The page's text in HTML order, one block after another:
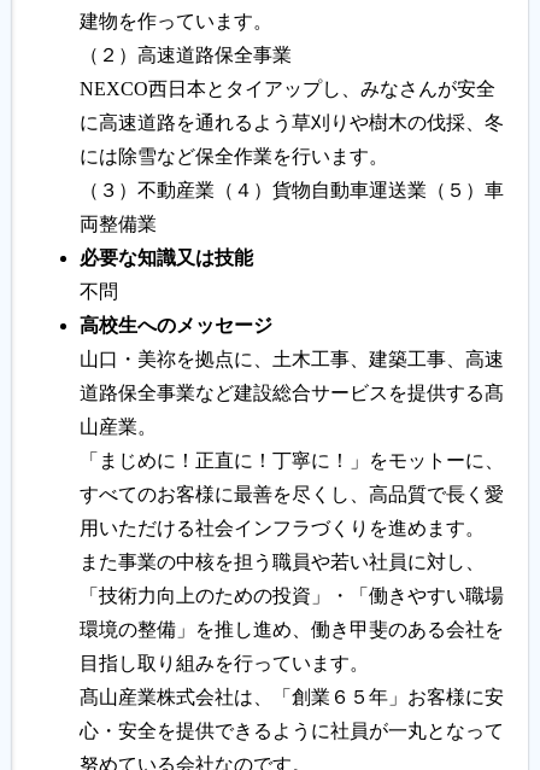
建物を作っています。
（２）高速道路保全事業
NEXCO西日本とタイアップし、みなさんが安全
に高速道路を通れるよう草刈りや樹木の伐採、冬
には除雪など保全作業を行います。
（３）不動産業（４）貨物自動車運送業（５）車
両整備業
必要な知識又は技能
不問
高校生へのメッセージ
山口・美祢を拠点に、土木工事、建築工事、高速
道路保全事業など建設総合サービスを提供する髙
山産業。
「まじめに！正直に！丁寧に！」をモットーに、
すべてのお客様に最善を尽くし、高品質で長く愛
用いただける社会インフラづくりを進めます。
また事業の中核を担う職員や若い社員に対し、
「技術力向上のための投資」・「働きやすい職場
環境の整備」を推し進め、働き甲斐のある会社を
目指し取り組みを行っています。
髙山産業株式会社は、「創業６５年」お客様に安
心・安全を提供できるように社員が一丸となって
努めている会社なのです。